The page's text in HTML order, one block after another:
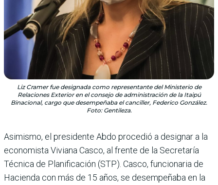
Liz Cramer fue designada como representante del Ministerio de
Relaciones Exterior en el consejo de administración de la Itaipú
Binacional, cargo que desempeñaba el canciller, Federico González.
Foto: Gentileza.
Asimismo, el presidente Abdo procedió a designar a la
economista Viviana Casco, al frente de la Secretaría
Técnica de Planificación (STP). Casco, funcionaria de
Hacienda con más de 15 años, se desempeñaba en la